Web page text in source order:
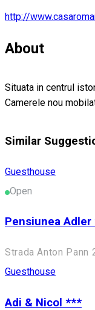
http://
About
Situata in centrul
Camerele nou
Similar
Guesthouse
Open
Pensiunea
Strada Anton Pann
Guesthouse
Adi & Nicol ***